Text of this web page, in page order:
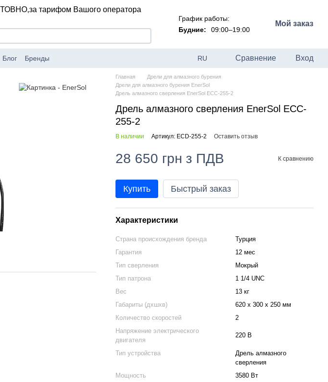
за тарифом Вашого оператора
График работы:
Будние:
09:00–19:00
Мой заказ
Блог Бренды RU Сравнение Вход
Главная
Дрели для алмазного бурения
Дрели для алмазного бурения EnerSol
Дрель алмазного сверления EnerSol ECC-255-2
Дрель алмазного сверления EnerSol ECC-
255-2
В наличии Артикул: ECD-255-2 Оставить отзыв
28 650 грн з ПДВ К сравнению
Купить Быстрый заказ
Характеристики
Страна происхождения бренда
Турция
Гарантия
12 мес
Тип сверления
Мокрый
Тип патрона
1 1/4 UNC
Вес
13 кг
Габариты (дхшхв)
620 х 300 х 250 мм
Количество скоростей
2
Напряжение электрического
двигателя
220 В
Тип устройства
Дрель алмазного
сверления
Мощность
3580 Вт